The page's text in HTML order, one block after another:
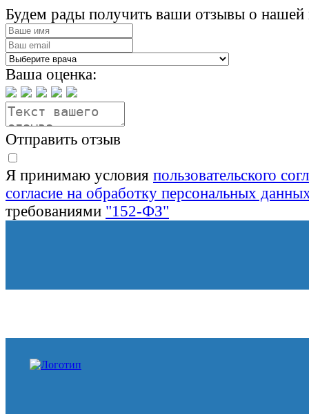
Будем рады получить ваши отзывы о нашей
Ваша оценка:
Отправить отзыв
Я принимаю условия пользовательского
согласие на обработку персональных
требованиями "152-ФЗ"